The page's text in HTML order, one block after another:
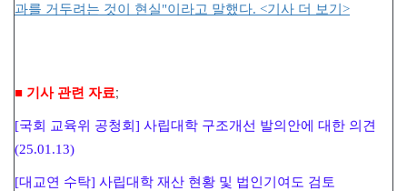
과를 거두려는 것이 현실"이라고 말했다. <기사 더 보기>
■ 기사 관련 자료;
[국회 교육위 공청회] 사립대학 구조개선 발의안에 대한 의견
(25.01.13)
[대교연 수탁] 사립대학 재산 현황 및 법인기여도 검토